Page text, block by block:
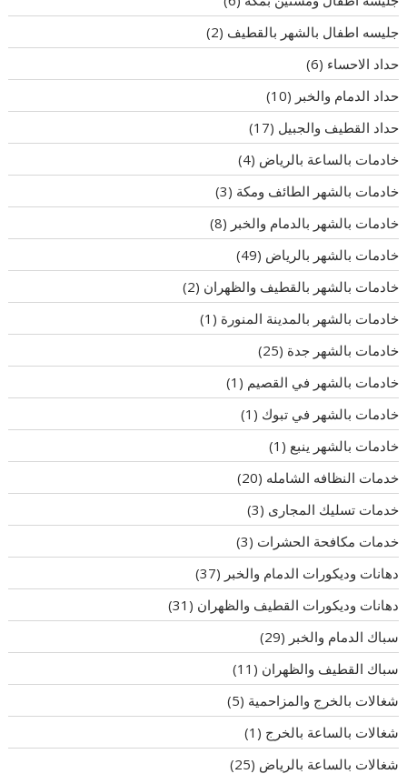
جليسه اطفال بالشهر بالقطيف (2)
حداد الاحساء (6)
حداد الدمام والخبر (10)
حداد القطيف والجبيل (17)
خادمات بالساعة بالرياض (4)
خادمات بالشهر الطائف ومكة (3)
خادمات بالشهر بالدمام والخبر (8)
خادمات بالشهر بالرياض (49)
خادمات بالشهر بالقطيف والظهران (2)
خادمات بالشهر بالمدينة المنورة (1)
خادمات بالشهر جدة (25)
خادمات بالشهر في القصيم (1)
خادمات بالشهر في تبوك (1)
خادمات بالشهر ينبع (1)
خدمات النظافه الشامله (20)
خدمات تسليك المجارى (3)
خدمات مكافحة الحشرات (3)
دهانات وديكورات الدمام والخبر (37)
دهانات وديكورات القطيف والظهران (31)
سباك الدمام والخبر (29)
سباك القطيف والظهران (11)
شغالات بالخرج والمزاحمية (5)
شغالات بالساعة بالخرج (1)
شغالات بالساعة بالرياض (25)